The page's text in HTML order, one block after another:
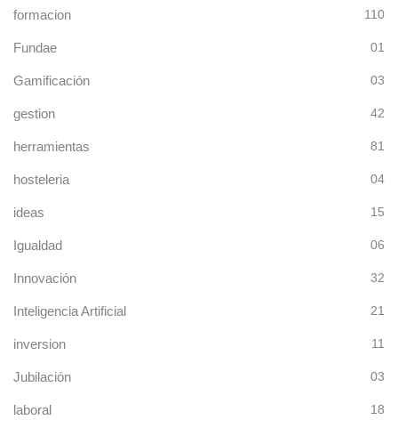
formacion 110
Fundae 01
Gamificación 03
gestion 42
herramientas 81
hosteleria 04
ideas 15
Igualdad 06
Innovación 32
Inteligencia Artificial 21
inversion 11
Jubilación 03
laboral 18